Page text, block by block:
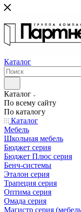
Каталог
Каталог
По всему сайту
По каталогу
Каталог
Мебель
Школьная мебель
Бюджет серия
Бюджет Плюс серия
Бенч-системы
Эталон серия
Трапеция серия
Оптима серия
Омада серия
Магистр серия